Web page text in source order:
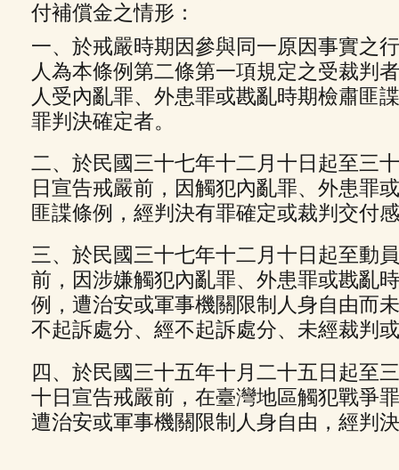
付補償金之情形：
一、於戒嚴時期因參與同一原因事實之
人為本條例第二條第一項規定之受裁判
人受內亂罪、外患罪或戡亂時期檢肅匪
罪判決確定者。
二、於民國三十七年十二月十日起至三
日宣告戒嚴前，因觸犯內亂罪、外患罪
匪諜條例，經判決有罪確定或裁判交付
三、於民國三十七年十二月十日起至動
前，因涉嫌觸犯內亂罪、外患罪或戡亂
例，遭治安或軍事機關限制人身自由而
不起訴處分、經不起訴處分、未經裁判
四、於民國三十五年十月二十五日起至
十日宣告戒嚴前，在臺灣地區觸犯戰爭
遭治安或軍事機關限制人身自由，經判